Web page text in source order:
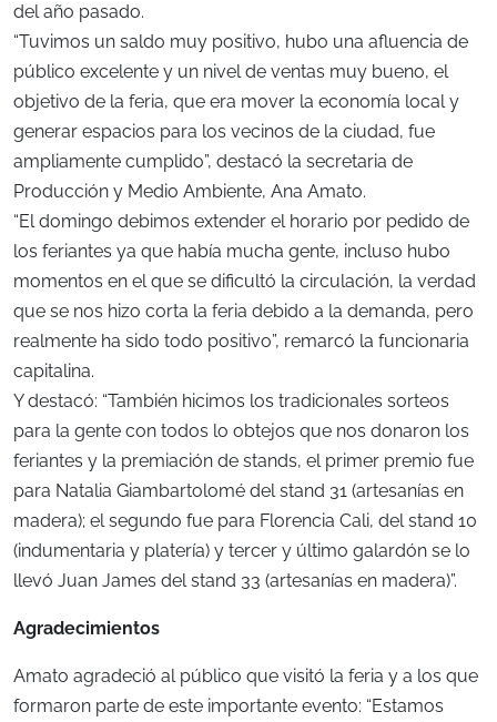
del año pasado.
“Tuvimos un saldo muy positivo, hubo una afluencia de
público excelente y un nivel de ventas muy bueno, el
objetivo de la feria, que era mover la economía local y
generar espacios para los vecinos de la ciudad, fue
ampliamente cumplido”, destacó la secretaria de
Producción y Medio Ambiente, Ana Amato.
“El domingo debimos extender el horario por pedido de
los feriantes ya que había mucha gente, incluso hubo
momentos en el que se dificultó la circulación, la verdad
que se nos hizo corta la feria debido a la demanda, pero
realmente ha sido todo positivo”, remarcó la funcionaria
capitalina.
Y destacó: “También hicimos los tradicionales sorteos
para la gente con todos lo obtejos que nos donaron los
feriantes y la premiación de stands, el primer premio fue
para Natalia Giambartolomé del stand 31 (artesanías en
madera); el segundo fue para Florencia Cali, del stand 10
(indumentaria y platería) y tercer y último galardón se lo
llevó Juan James del stand 33 (artesanías en madera)”.
Agradecimientos
Amato agradeció al público que visitó la feria y a los que
formaron parte de este importante evento: “Estamos